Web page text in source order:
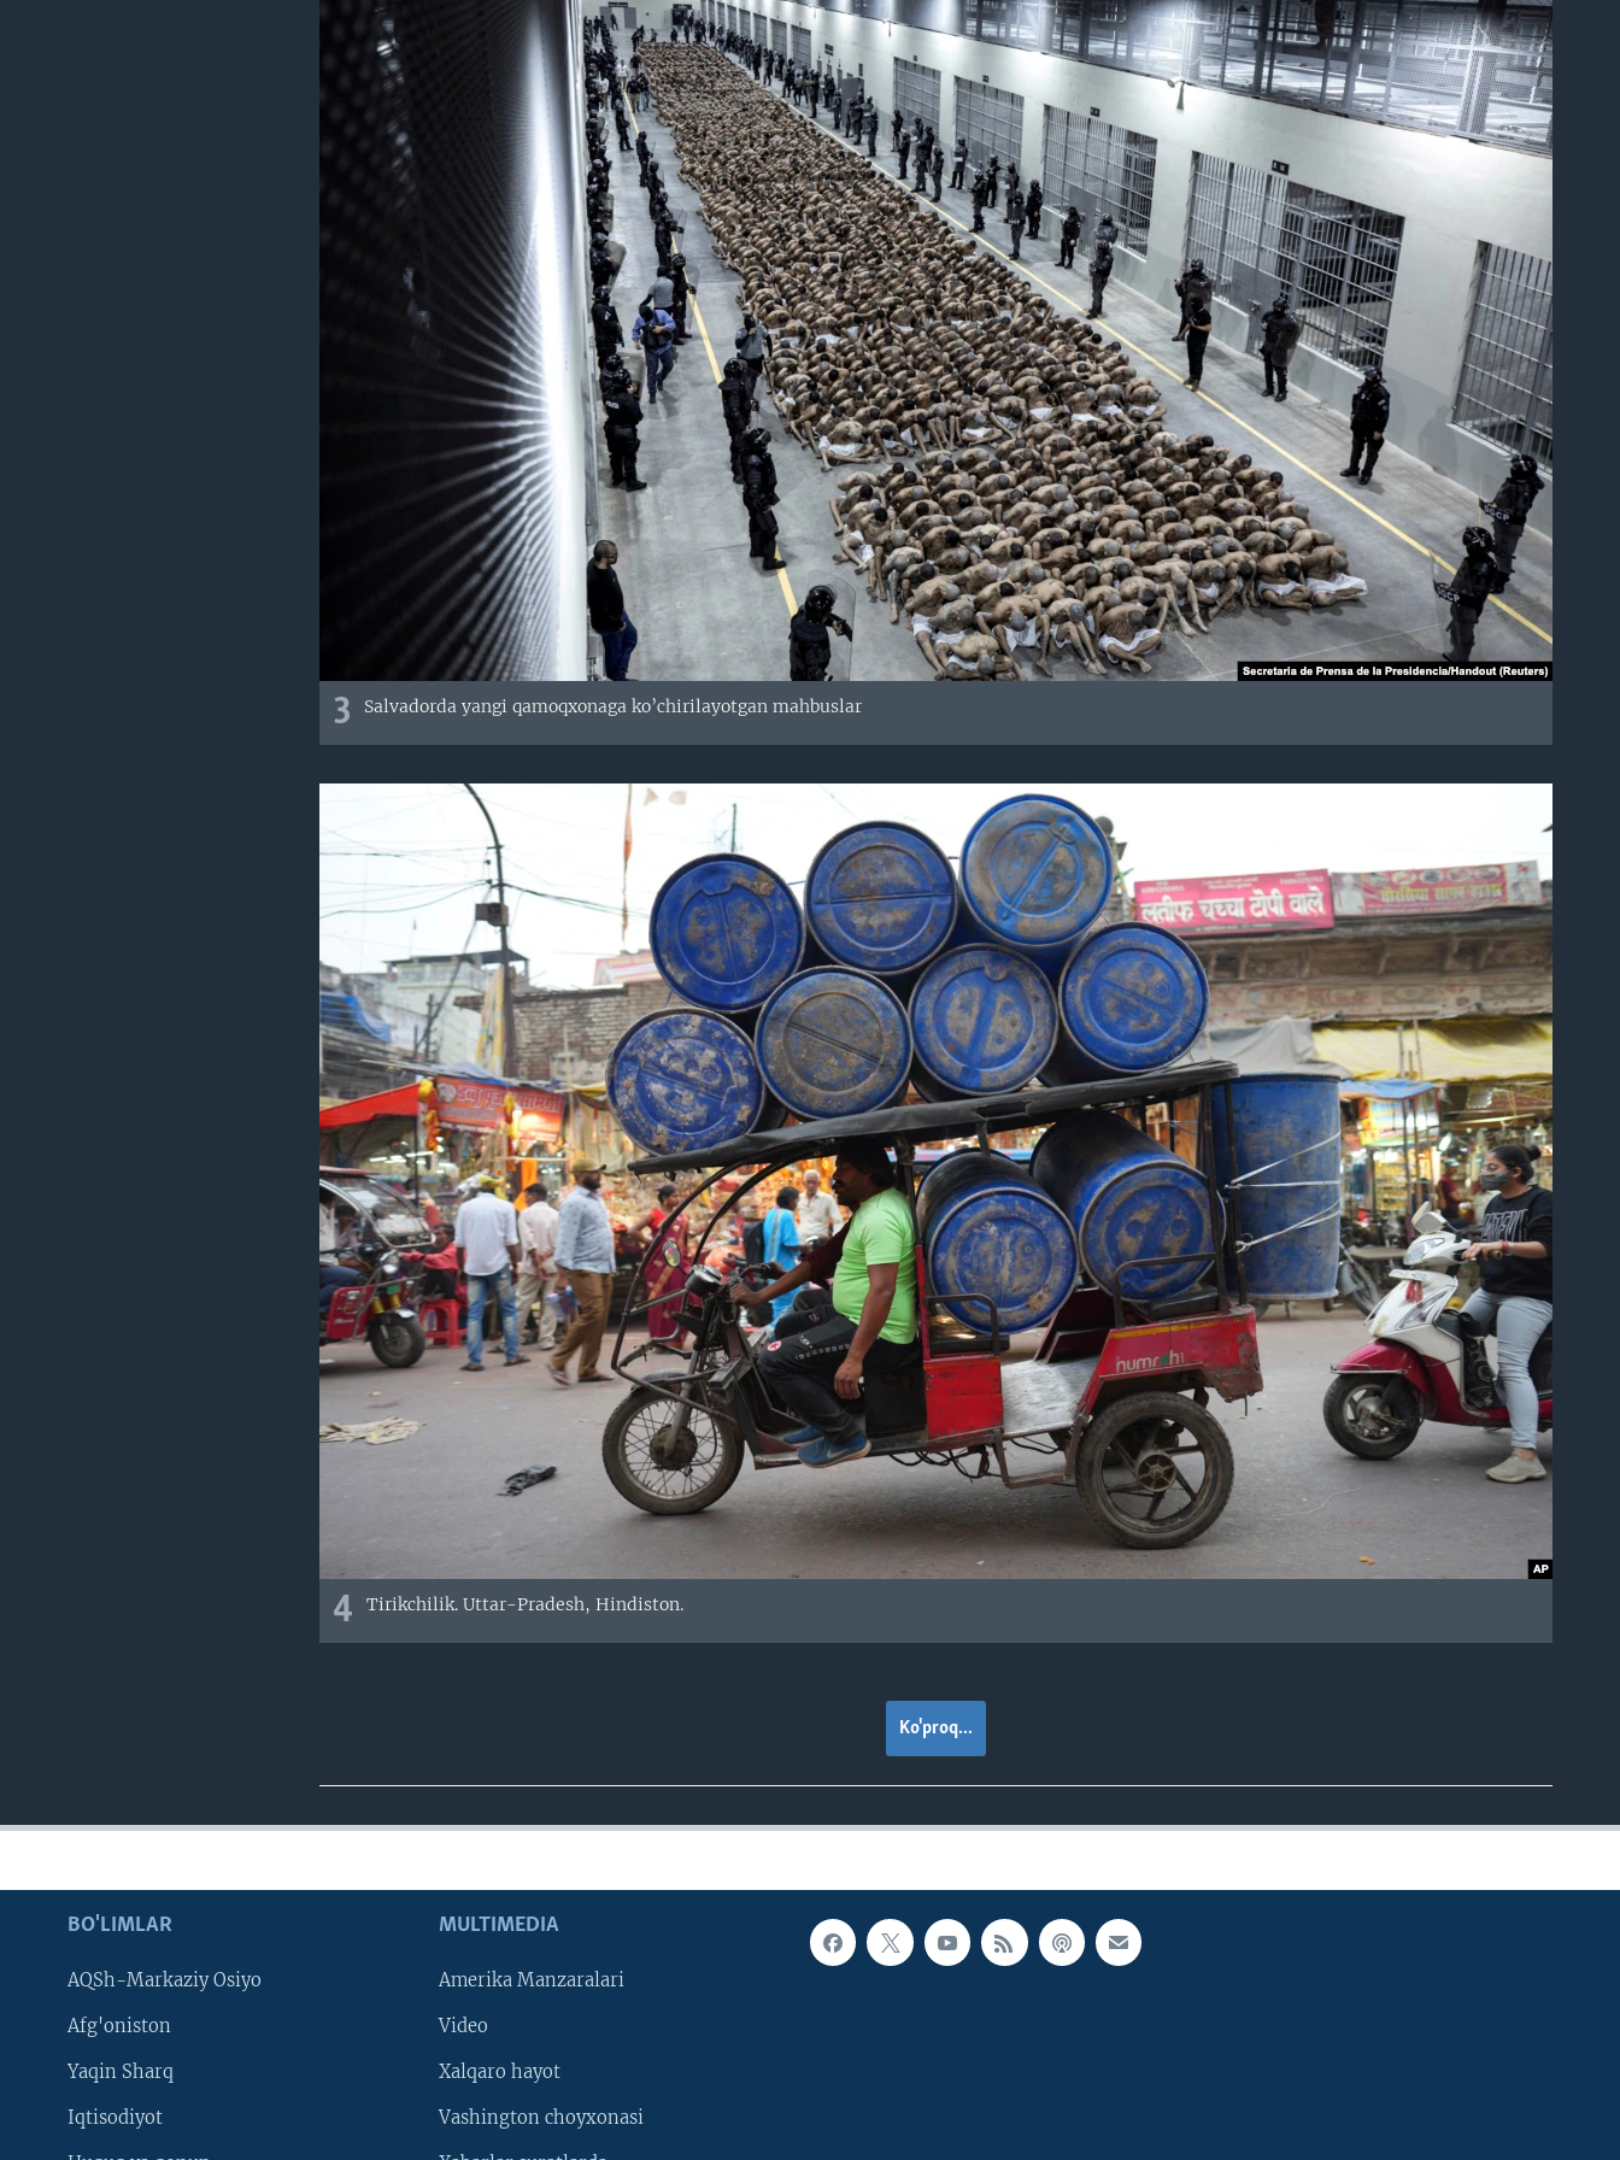
3 Salvadorda yangi qamoqxonaga ko’chirilayotgan mahbuslar
4 Tirikchilik. Uttar-Pradesh, Hindiston.
Ko'proq...
BO'LIMLAR
AQSh-Markaziy Osiyo
Afg'oniston
Yaqin Sharq
Iqtisodiyot
MULTIMEDIA
Amerika Manzaralari
Video
Xalqaro hayot
Vashington choyxonasi